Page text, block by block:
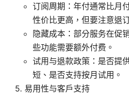
订阅周期：年付通常比月
性价比更高，但要注意退
隐藏成本：部分服务在促
些功能需要额外付费。
试用与退款政策：是否提
短、是否支持按月试用。
易用性与客户支持